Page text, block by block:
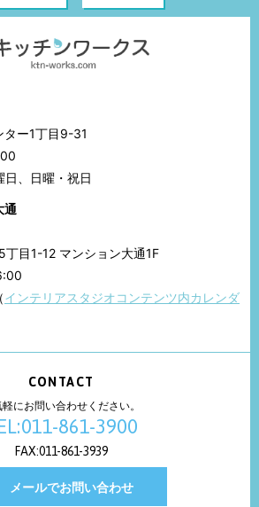
ター1丁目9-31
、日曜・祝日
通
丁目1-12 マンション大通1F
インテリアスタジオコンテンツ内カレンダ
CONTACT
軽にお問い合わせください。
861-3900
FAX:011-861-3939
メールでお問い合わせ